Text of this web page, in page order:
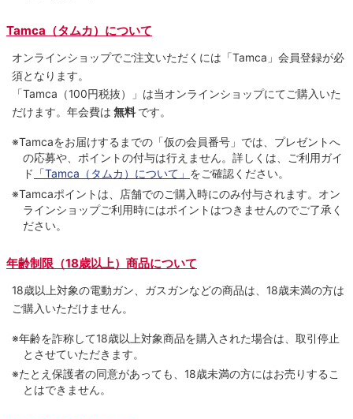
Tamca（タムカ）について
オンラインショップでご注⽂いただくには「Tamca」会員登録が必
須となります。
「Tamca （100円税抜）
」は当オンラインショップにてご購⼊いた
だけます。 年会費は 無料 です。
※Tamcaをお届けするまでの「仮の会員番号」では、プレゼントへ
の応募や、ポイントの付与は⾏えません。詳しくは、ご利⽤ガイ
ド 「Tamca（タムカ）について」 をご確認ください。
※Tamcaポイントは、店舗でのご購⼊時にのみ付与されます。オン
ラインショップご利用時にはポイントはつきませんのでご了承く
ださい。
年齢制限（18歳以上）商品について
18歳以上対象の電動ガン、ガスガンなどの商品は、18歳未満の方は
ご購入いただけません。
※年齢を詐称して18歳以上対象商品を購入された場合は、取引停止
とさせていただきます。
※たとえ保護者の同意があっても、18歳未満の方にはお売りするこ
とはできません。